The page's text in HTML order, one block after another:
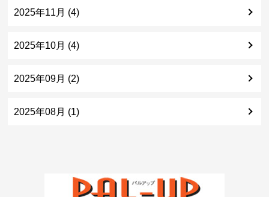
2025年11月 (4)
2025年10月 (4)
2025年09月 (2)
2025年08月 (1)